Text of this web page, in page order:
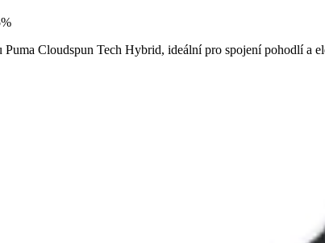
Cloudspun Tech Hybrid, ideální pro spojení pohodlí a